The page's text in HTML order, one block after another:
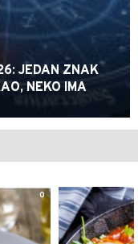
JEDAN ZNAK
NEKO IMA
0